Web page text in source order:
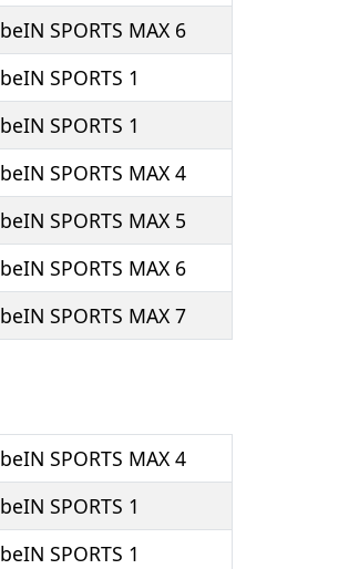
beIN SPORTS MAX 6
beIN SPORTS 1
beIN SPORTS 1
beIN SPORTS MAX 4
beIN SPORTS MAX 5
beIN SPORTS MAX 6
beIN SPORTS MAX 7
beIN SPORTS MAX 4
beIN SPORTS 1
beIN SPORTS 1